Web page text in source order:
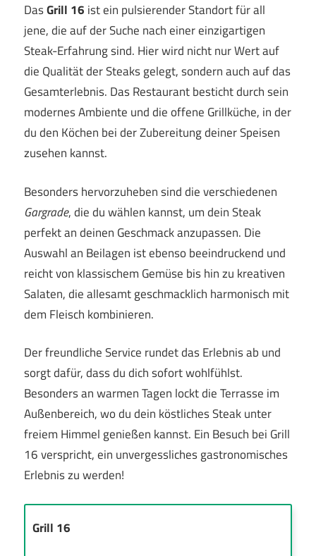
DasGrill 16 ist ein pulsierender Standort für all
jene, die auf der Suche nach einer einzigartigen
Steak-Erfahrung sind. Hier wird nicht nur Wert auf
die Qualität der Steaks gelegt, sondern auch auf das
Gesamterlebnis. Das Restaurant besticht durch sein
modernes Ambiente und die offene Grillküche, in der
du den Köchen bei der Zubereitung deiner Speisen
zusehen kannst.
Besonders hervorzuheben sind die verschiedenen
Gargrade, die du wählen kannst, um dein Steak
perfekt an deinen Geschmack anzupassen. Die
Auswahl an Beilagen ist ebenso beeindruckend und
reicht von klassischem Gemüse bis hin zu kreativen
Salaten, die allesamt geschmacklich harmonisch mit
dem Fleisch kombinieren.
Der freundliche Service rundet das Erlebnis ab und
sorgt dafür, dass du dich sofort wohlfühlst.
Besonders an warmen Tagen lockt die Terrasse im
Außenbereich, wo du dein köstliches Steak unter
freiem Himmel genießen kannst. Ein Besuch bei Grill
16 verspricht, ein unvergessliches gastronomisches
Erlebnis zu werden!
Grill 16